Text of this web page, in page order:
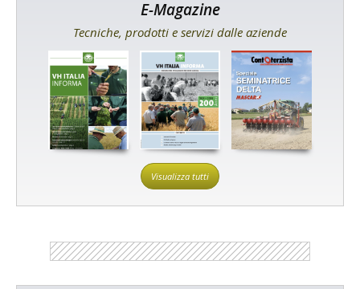
E-Magazine
Tecniche, prodotti e servizi dalle aziende
Visualizza tutti